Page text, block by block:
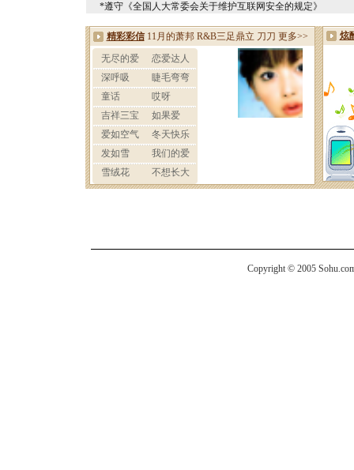
*遵守《全国人大常委会关于维护互联网安全的规定》
Copyright © 2005